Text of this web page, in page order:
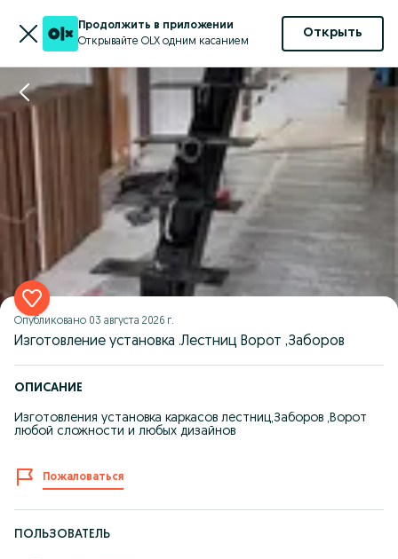
Продолжить в приложении
Открывайте OLX одним касанием
Открыть
Опубликовано 03 августа 2026 г.
Изготовление установка .Лестниц Ворот ,Заборов
ОПИСАНИЕ
Изготовления установка каркасов лестниц,Заборов ,Ворот
любой сложности и любых дизайнов
Пожаловаться
ПОЛЬЗОВАТЕЛЬ